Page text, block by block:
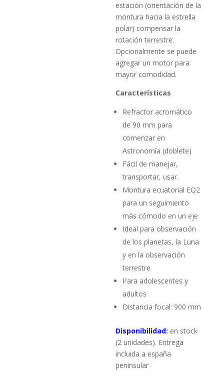
estación (orientación de la
montura hacia la estrella
polar) compensar la
rotación terrestre.
Opcionalmente se puede
agregar un motor para
mayor comodidad.
Características
Refractor acromático
de 90 mm para
comenzar en
Astronomía (doblete)
Fácil de manejar,
transportar, usar.
Montura ecuatorial EQ2
para un seguimiento
más cómodo en un eje
Ideal para observación
de los planetas, la Luna
y en la observación
terrestre
Para adolescentes y
adultos
Distancia focal: 900 mm
Disponibilidad: en stock
(2 unidades). Entrega
incluida a españa
peninsular